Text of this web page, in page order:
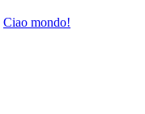
Ciao mondo!